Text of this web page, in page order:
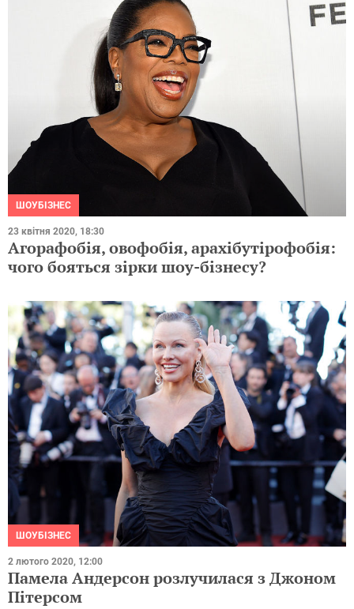
ШОУБІЗНЕС
23 квітня 2020, 18:30
Агорафобія, овофобія, арахібутірофобія:
чого бояться зірки шоу-бізнесу?
ШОУБІЗНЕС
2 лютого 2020, 12:00
Памела Андерсон розлучилася з Джоном
Пітерсом